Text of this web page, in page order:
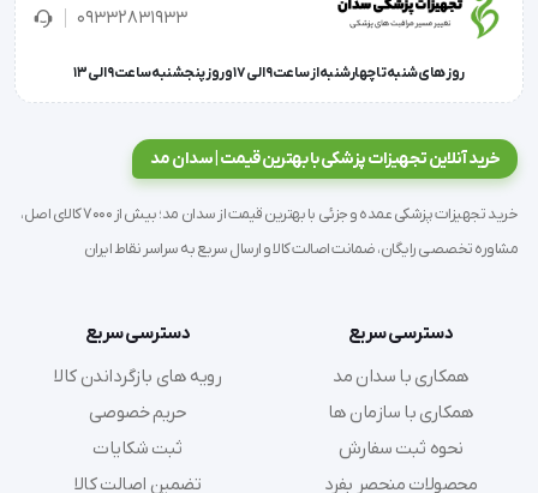
09332831933
روز های شنبه تا چهارشنبه از ساعت 9 الی 17 و روز پنجشنبه ساعت 9 الی 13
خرید آنلاین تجهیزات پزشکی با بهترین قیمت | سدان مد
خرید تجهیزات پزشکی عمده و جزئی با بهترین قیمت از سدان مد؛ بیش از 7000 کالای اصل،
مشاوره تخصصی رایگان، ضمانت اصالت کالا و ارسال سریع به سراسر نقاط ایران
دسترسی سریع
همکاری با سدان مد
همکاری با سازمان ها
نحوه ثبت سفارش
محصولات منحصر بفرد
دسترسی سریع
رویه های بازگرداندن کالا
حریم خصوصی
ثبت شکایات
تضمین اصالت کالا